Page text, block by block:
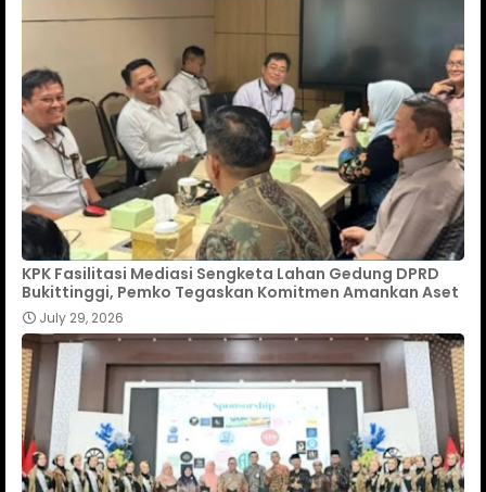
KPK Fasilitasi Mediasi Sengketa Lahan Gedung DPRD
Bukittinggi, Pemko Tegaskan Komitmen Amankan Aset
July 29, 2026